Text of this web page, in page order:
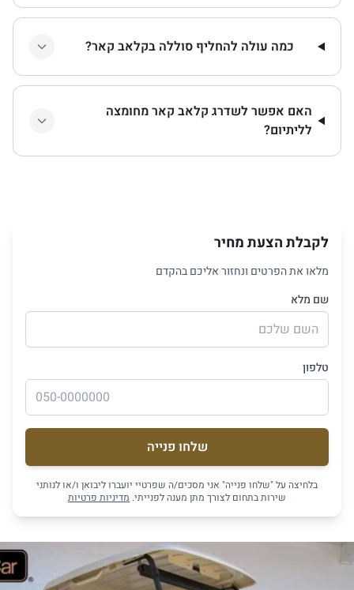
כמה עולה להחליף סוללה בקלאב קאר?
האם אפשר לשדרג קלאב קאר מחומצה
לליתיום?
לקבלת הצעת מחיר
מלאו את הפרטים ונחזור אליכם בהקדם
שם מלא
טלפון
שלחו פנייה
בלחיצה על "שלחו פנייה" אני מסכים/ה שפרטיי יועברו ליבואן ו/או לנותני
שירות בתחום לצורך מתן מענה לפנייתי. מדיניות פרטיות